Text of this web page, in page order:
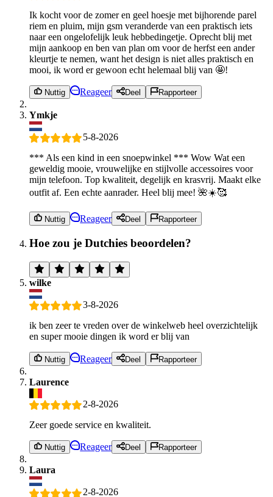
Ik kocht voor de zomer en geel hoesje met bijhorende parel
riem en pluim, mijn gsm veranderde van een praktisch iets
naar een ongelofelijk leuk hebbedingetje. Oprecht blij met
mijn aankoop en ben van plan om voor de herfst een ander
kleurtje te nemen, want het design is niet alles praktisch en
mooi, ik word er gewoon echt helemaal blij van 🤩!
Nuttig Reageer Deel Rapporteer
Ymkje
5-8-2026
*** Als een kind in een snoepwinkel *** Wow Wat een
geweldig mooie, vrouwelijke en stijlvolle accessoires voor
mijn telefoon. Top kwaliteit, degelijk en krasvrij. Maakt elke
outfit af. Een echte aanrader. Heel blij mee! 🌺☀️🥰
Nuttig Reageer Deel Rapporteer
Hoe zou je Dutchies beoordelen?
wilke
3-8-2026
ik ben zeer te vreden over de winkelweb heel overzichtelijk
en super mooie dingen ik word er blij van
Nuttig Reageer Deel Rapporteer
Laurence
2-8-2026
Zeer goede service en kwaliteit.
Nuttig Reageer Deel Rapporteer
Laura
2-8-2026